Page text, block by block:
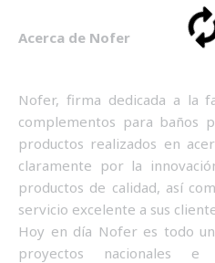
Acerca de Nofer
Nofer, firma dedicada a la
complementos para baños
productos realizados en
claramente por la
productos de calidad, así
servicio excelente a sus
Hoy en día Nofer es todo
proyectos nacionales e